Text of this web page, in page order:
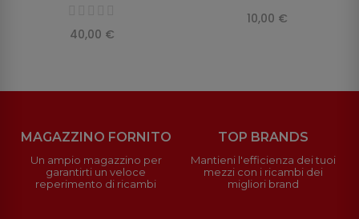
40,00 €
10,00 €
MAGAZZINO FORNITO
Un ampio magazzino per
garantirti un veloce
reperimento di ricambi
TOP BRANDS
Mantieni l'efficienza dei tuoi
mezzi con i ricambi dei
migliori brand